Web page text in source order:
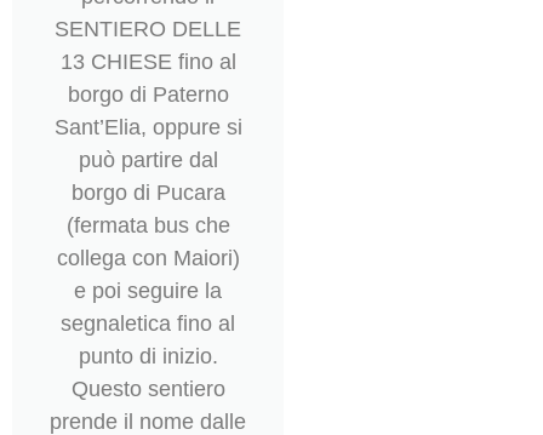
SENTIERO DELLE
13 CHIESE fino al
borgo di Paterno
Sant’Elia, oppure si
può partire dal
borgo di Pucara
(fermata bus che
collega con Maiori)
e poi seguire la
segnaletica fino al
punto di inizio.
Questo sentiero
prende il nome dalle